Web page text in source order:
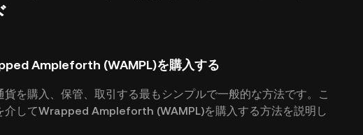
Ampleforth (WAMPL)を購入する
を購入、保管、取引する最もシンプルで一般的な方法です。こ
介してWrapped Ampleforth (WAMPL)を購入する方法を説明し